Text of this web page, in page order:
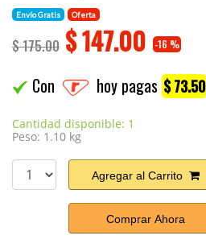
Envío Gratis Oferta
$ 175.00 $147.00 -16 %
Con hoy pagas $ 73.50
Cantidad disponible: 1
Peso: 1.10 kg
Agregar al Carrito
Comprar Ahora